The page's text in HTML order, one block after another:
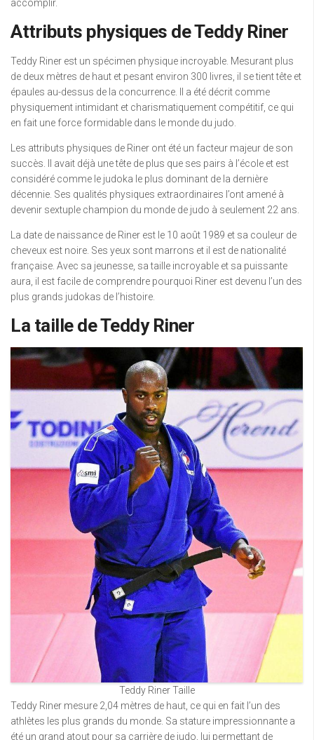
accomplir.
Attributs physiques de Teddy Riner
Teddy Riner est un spécimen physique incroyable. Mesurant plus
de deux mètres de haut et pesant environ 300 livres, il se tient tête et
épaules au-dessus de la concurrence. Il a été décrit comme
physiquement intimidant et charismatiquement compétitif, ce qui
en fait une force formidable dans le monde du judo.
Les attributs physiques de Riner ont été un facteur majeur de son
succès. Il avait déjà une tête de plus que ses pairs à l’école et est
considéré comme le judoka le plus dominant de la dernière
décennie. Ses qualités physiques extraordinaires l’ont amené à
devenir sextuple champion du monde de judo à seulement 22 ans.
La date de naissance de Riner est le 10 août 1989 et sa couleur de
cheveux est noire. Ses yeux sont marrons et il est de nationalité
française. Avec sa jeunesse, sa taille incroyable et sa puissante
aura, il est facile de comprendre pourquoi Riner est devenu l’un des
plus grands judokas de l’histoire.
La taille de Teddy Riner
Teddy Riner Taille
Teddy Riner mesure 2,04 mètres de haut, ce qui en fait l’un des
athlètes les plus grands du monde. Sa stature impressionnante a
été un grand atout pour sa carrière de judo, lui permettant de